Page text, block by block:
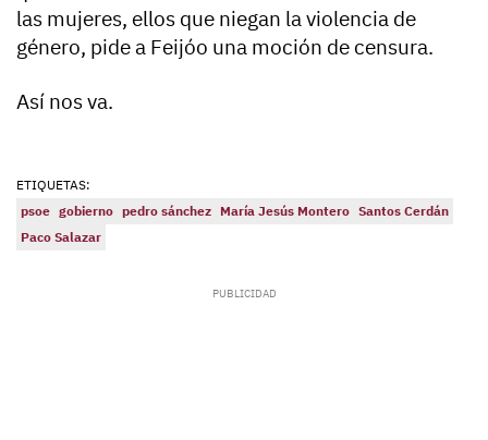
las mujeres, ellos que niegan la violencia de
género, pide a Feijóo una moción de censura.
Así nos va.
ETIQUETAS:
psoe gobierno pedro sánchez María Jesús Montero Santos Cerdán
Paco Salazar